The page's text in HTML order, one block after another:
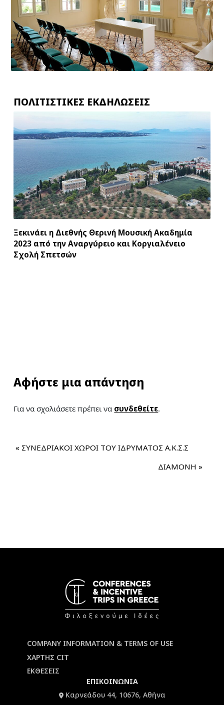
ΠΟΛΙΤΙΣTΙΚΕΣ ΕΚΔΗΛΩΣΕΙΣ
Ξεκινάει η Διεθνής Θερινή Μουσική Ακαδημία
2023 από την Αναργύρειο και Κοργιαλένειο
Σχολή Σπετσών
Αφήστε μια απάντηση
Για να σχολιάσετε πρέπει να συνδεθείτε.
« ΣΥΝΕΔΡΙΑΚΟΙ ΧΩΡΟΙ ΤΟΥ ΙΔΡΥΜΑΤΟΣ Α.Κ.Σ.Σ
ΔΙΑΜΟΝΗ »
COMPANY INFORMATION & TERMS OF USE
ΧΑΡΤΗΣ CIT
ΕΚΘΕΣΕΙΣ
ΕΠΙΚΟΙΝΩΝΙΑ
Καρνεάδου 44, 10676, Αθήνα